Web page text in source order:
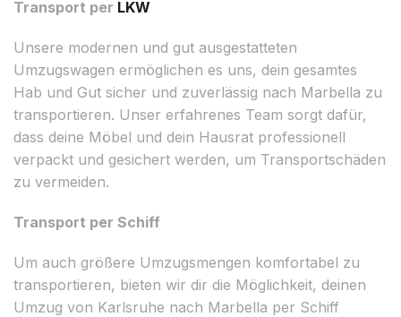
Transport per LKW
Unsere modernen und gut ausgestatteten
Umzugswagen ermöglichen es uns, dein gesamtes
Hab und Gut sicher und zuverlässig nach Marbella zu
transportieren. Unser erfahrenes Team sorgt dafür,
dass deine Möbel und dein Hausrat professionell
verpackt und gesichert werden, um Transportschäden
zu vermeiden.
Transport per Schiff
Um auch größere Umzugsmengen komfortabel zu
transportieren, bieten wir dir die Möglichkeit, deinen
Umzug von Karlsruhe nach Marbella per Schiff